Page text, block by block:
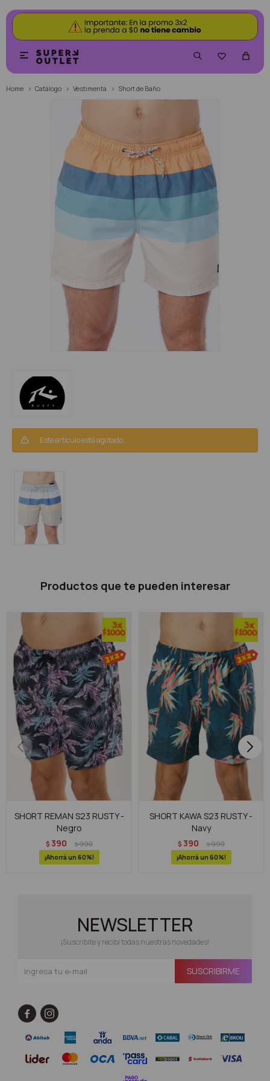


Home Catálogo Vestimenta Short de Baño
Este artículo está agotado.
Productos que te pueden interesar
SHORT REMAN S23 RUSTY -
Negro
$ 390 $990
60
SHORT KAWA S23 RUSTY -
Navy
$ 390 $990
60
NEWSLETTER
¡Suscribite y recibí todas nuestras novedades!
SUSCRIBIRME
 